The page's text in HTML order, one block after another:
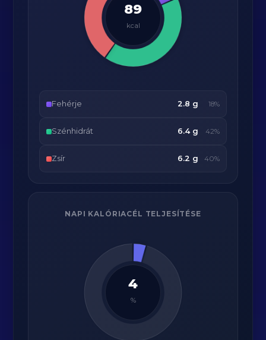
89
kcal
Fehérje 2.8 g 18%
Szénhidrát 6.4 g 42%
Zsír 6.2 g 40%
NAPI KALÓRIACÉL TELJESÍTÉSE
4
%